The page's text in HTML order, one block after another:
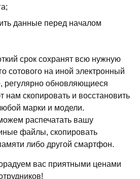
данные перед началом
срок сохранят всю нужную
сотового на иной электронный
регулярно обновляющиеся
скопировать и восстановить
марки и модели.
распечатать вашу
файлы, скопировать
либо другой смартфон.
вас приятными ценами